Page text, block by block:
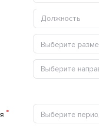
Выберите
Выберите
Выберите
Выберите